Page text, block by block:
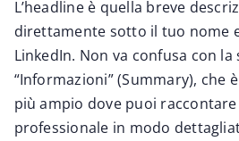
L’headline è quella breve
direttamente sotto il tuo nome
LinkedIn. Non va confusa con la
“Informazioni” (Summary), che
più ampio dove puoi
professionale in modo